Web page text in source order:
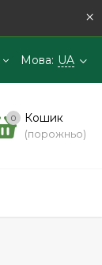
×
Мова: UA
0 Кошик
(порожньо)